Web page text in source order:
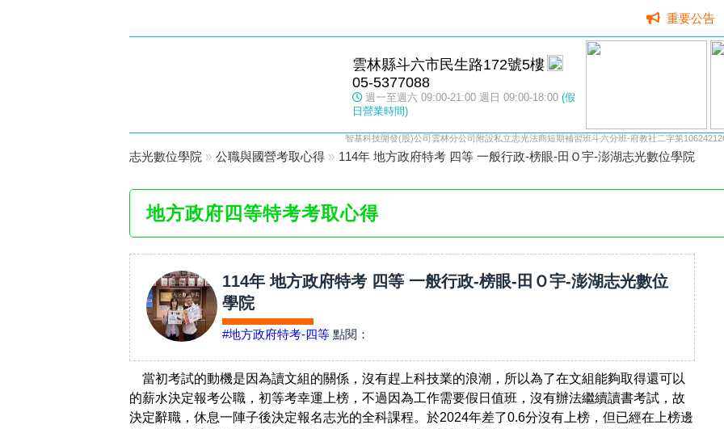
重要公告
雲林縣斗六市民生路172號5樓
05-5377088
週一至週六 09:00-21:00 週日 09:00-18:00 (假
日營業時間)
智基科技開發(股)公司雲林分公司附設私立志光法商短期補習班斗六分班-府教社二字第
志光數位學院 » 公職與國營考取心得 » 114年 地方政府特考 四等 一般行政-榜眼-田Ｏ宇-澎湖志光數位學院
地方政府四等特考考取心得
114年 地方政府特考 四等 一般行政-榜眼-田Ｏ宇-澎湖志光數位
學院
#地方政府特考-四等 點閱：
當初考試的動機是因為讀文組的關係，沒有趕上科技業的浪潮，所以為了在文組能夠取得還可以
的薪水決定報考公職，初等考幸運上榜，不過因為工作需要假日值班，沒有辦法繼續讀書考試，故
決定辭職，休息一陣子後決定報名志光的全科課程。於2024年差了0.6分沒有上榜，但已經在上榜邊